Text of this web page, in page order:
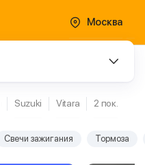
Москва
Suzuki Vitara 2 пок.
Свечи зажигания Тормоза